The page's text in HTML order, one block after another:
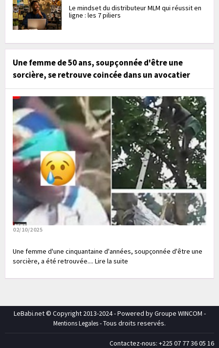
Le mindset du distributeur MLM qui réussit en
ligne : les 7 piliers
Une femme de 50 ans, soupçonnée d'être une
sorcière, se retrouve coincée dans un avocatier
02/10/2025
Une femme d'une cinquantaine d'années, soupçonnée d'être une
sorcière, a été retrouvée.... Lire la suite
LeBabi.net © Copyright 2013-2024 - Powered by Groupe WINCOM -
Mentions Legales- Tous droits reservés.
Contactez-nous: +225 07 77 36 05 16